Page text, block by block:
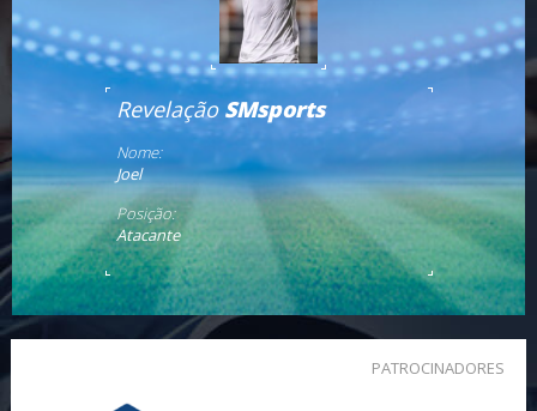
Revelação SMsports
Nome:
Joel
Posição:
Atacante
PATROCINADORES